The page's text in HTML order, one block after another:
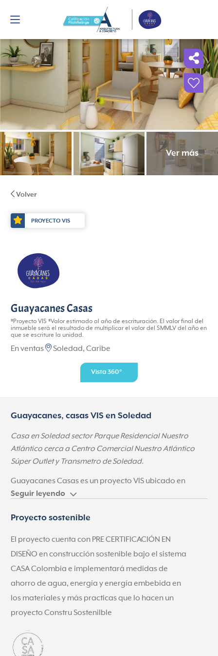
Ver más
Volver
PROYECTO VIS
Guayacanes Casas
*Proyecto VIS *Valor estimado al año de escrituración. El valor final del
inmueble será el resultado de multiplicar el valor del SMMLV del año en
que se escriture la unidad.
En ventas Soledad, Caribe
Vista 360°
Guayacanes, casas VIS en Soledad
Casa en Soledad sector Parque Residencial Nuestro
Atlántico cerca a Centro Comercial Nuestro Atlántico
Súper Outlet y Transmetro de Soledad.
Guayacanes Casas es un proyecto VIS ubicado en
Soledad, Atlántico que hace parte del Parque
VIS en un conjunto residencial cerrado con excelentes
proyecto perfecto para hacer realidad tu sueño de
tener vivienda propia.
apartamentos (Guayacanes apartamentos) que
compartirán las zonas comunes y hacen parte de la
misma copropiedad.
Casas en venta cerca al C.C. Nuestro Atlántico
Seguir leyendo
Proyecto sostenible
El proyecto cuenta con PRE CERTIFICACIÓN EN
DISEÑO en construcción sostenible bajo el sistema
CASA Colombia e implementará medidas de
ahorro de agua, energía y energía embebida en
los materiales y más practicas que lo hacen un
proyecto Constru SosteniIble